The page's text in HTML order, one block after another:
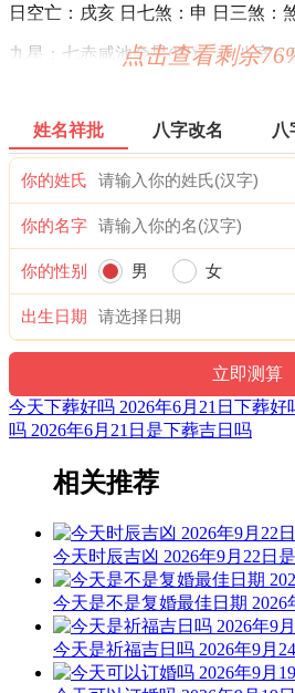
日空亡：戌亥 日七煞：申 日三煞：
九星：七赤咸池金星(凶) 二十八宿
宜出师畋猎祭祀，皆吉，其余都不利
易经卦象：风火家人 推荐吉时：子
阳贵神：正西 月相：上弦月 岁破位
十二值日：成执位 — 平：：俗称“小
点，此日宜开业入学、婚姻嫁娶、
我们常说：学业有成、成双成对、
少年、青年、壮年三个不同时期的美
入学、婚姻嫁娶、赴官上任等。由
实，故“成”日不利诉讼。
诗云：
成日诸事皆可为，吉星高照福禄增；
门鬼又成。
财神：西南 月名：仲夏 太岁位：正
阴贵神：西北 物候：鹿角解 犯太岁
喜神：西南 月令：甲午 日禄：巳命
点击查看剩余
姓名祥批 八字改名 八
你的姓氏
你的名字
你的性别 男 女
出生日期
今天下葬好吗 2026年6月21日下葬好
吗 2026年6月21日是下葬吉日吗
相关推荐
今天时辰吉凶 2026年9月22日
今天是不是复婚最佳日期 2026
今天是祈福吉日吗 2026年9月